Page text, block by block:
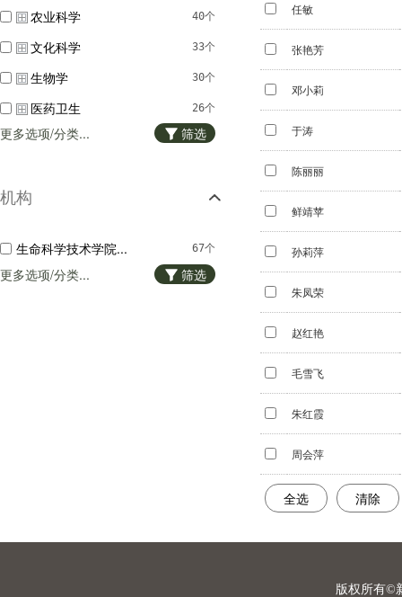
40个
农业科学
33个
文化科学
30个
生物学
26个
医药卫生
23个
环境科学与工程
8个
化学工程
理学
更多选项/分类... 筛选
机构
67个
生命科学技术学院...
更多选项/分类...
筛选
任敏
张艳芳
邓小莉
于涛
陈丽丽
鲜靖苹
孙莉萍
朱凤荣
赵红艳
毛雪飞
朱红霞
周会萍
全选 清除
版权所有©